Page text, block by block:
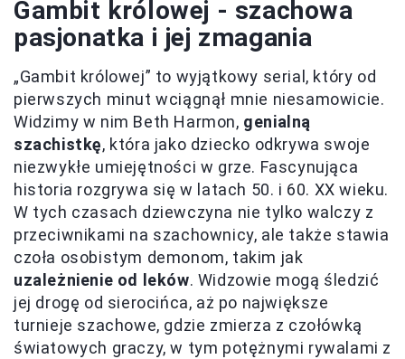
Gambit królowej - szachowa
pasjonatka i jej zmagania
„Gambit królowej” to wyjątkowy serial, który od
pierwszych minut wciągnął mnie niesamowicie.
Widzimy w nim Beth Harmon, genialną
szachistkę, która jako dziecko odkrywa swoje
niezwykłe umiejętności w grze. Fascynująca
historia rozgrywa się w latach 50. i 60. XX wieku.
W tych czasach dziewczyna nie tylko walczy z
przeciwnikami na szachownicy, ale także stawia
czoła osobistym demonom, takim jak
uzależnienie od leków. Widzowie mogą śledzić
jej drogę od sierocińca, aż po największe
turnieje szachowe, gdzie zmierza z czołówką
światowych graczy, w tym potężnymi rywalami z